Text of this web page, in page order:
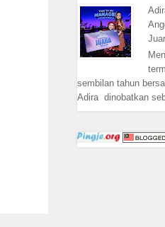
sembilan tahun
Adira dinobatkan